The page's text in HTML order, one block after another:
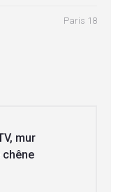
Paris 18
mur